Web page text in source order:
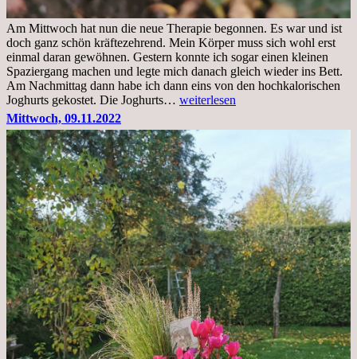
Am Mittwoch hat nun die neue Therapie begonnen. Es war und ist
doch ganz schön kräftezehrend. Mein Körper muss sich wohl erst
einmal daran gewöhnen. Gestern konnte ich sogar einen kleinen
Spaziergang machen und legte mich danach gleich wieder ins Bett.
Am Nachmittag dann habe ich dann eins von den hochkalorischen
Joghurts gekostet. Die Joghurts… Freitag,
Therapie
Beginn
gut
überstanden
weiterlesen
Mittwoch, 09.11.2022